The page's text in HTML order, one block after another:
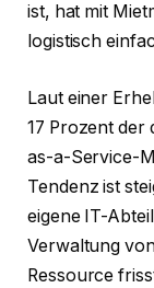
ist, hat mit
logistisch
Laut einer
17 Prozent
as-a-Service-
Tendenz ist
eigene IT-
Verwaltung
Ressource